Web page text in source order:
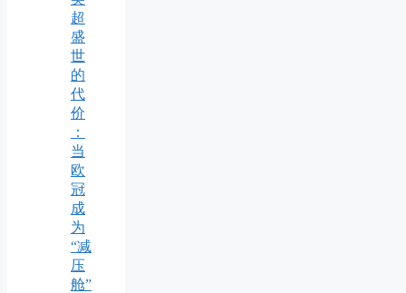
超
盛
世
的
代
价
：
当
欧
冠
成
为
“减
压
舱”